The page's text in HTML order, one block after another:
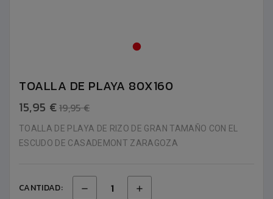
TOALLA DE PLAYA 80X160
15,95 €19,95 €
TOALLA DE PLAYA DE RIZO DE GRAN TAMAÑO CON EL
ESCUDO DE CASADEMONT ZARAGOZA
CANTIDAD: